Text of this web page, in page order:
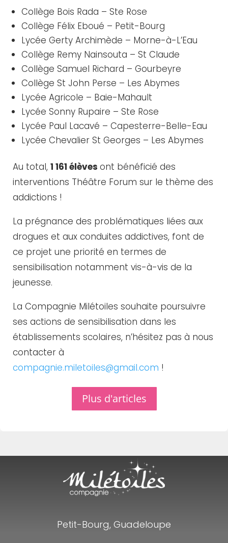
Collège Bois Rada – Ste Rose
Collège Félix Eboué – Petit-Bourg
Lycée Gerty Archimède – Morne-à-L’Eau
Collège Remy Nainsouta – St Claude
Collège Samuel Richard – Gourbeyre
Collège St John Perse – Les Abymes
Lycée Agricole – Baie-Mahault
Lycée Sonny Rupaire – Ste Rose
Lycée Paul Lacavé – Capesterre-Belle-Eau
Lycée Chevalier St Georges – Les Abymes
Au total, 1 161 élèves ont bénéficié des
interventions Théâtre Forum sur le thème des
addictions !
La prégnance des problématiques liées aux
drogues et aux conduites addictives, font de
ce projet une priorité en termes de
sensibilisation notamment vis-à-vis de la
jeunesse.
La Compagnie Milétoiles souhaite poursuivre
ses actions de sensibilisation dans les
établissements scolaires, n’hésitez pas à nous
contacter à
compagnie.miletoiles@gmail.com !
Plus d'articles
Petit-Bourg, Guadeloupe